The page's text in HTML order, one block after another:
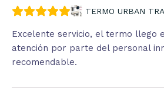
TERMO URBAN
Excelente servicio, el termo llego
atención por parte del personal
recomendable.